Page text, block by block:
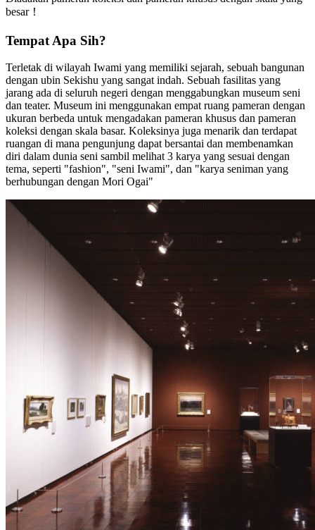
besar！
Tempat Apa Sih?
Terletak di wilayah Iwami yang memiliki sejarah, sebuah bangunan
dengan ubin Sekishu yang sangat indah. Sebuah fasilitas yang
jarang ada di seluruh negeri dengan menggabungkan museum seni
dan teater. Museum ini menggunakan empat ruang pameran dengan
ukuran berbeda untuk mengadakan pameran khusus dan pameran
koleksi dengan skala basar. Koleksinya juga menarik dan terdapat
ruangan di mana pengunjung dapat bersantai dan membenamkan
diri dalam dunia seni sambil melihat 3 karya yang sesuai dengan
tema, seperti "fashion", "seni Iwami", dan "karya seniman yang
berhubungan dengan Mori Ogai"